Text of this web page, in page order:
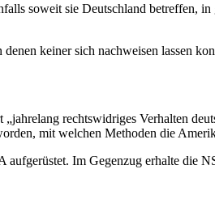
soweit sie Deutschland betreffen,
keiner sich nachweisen lassen
rechtswidriges Verhalten
mit welchen Methoden die
aufgerüstet. Im Gegenzug erhalte die